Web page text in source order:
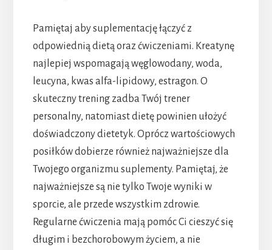
Pamiętaj aby suplementację łączyć z
odpowiednią dietą oraz ćwiczeniami. Kreatynę
najlepiej wspomagają węglowodany, woda,
leucyna, kwas alfa-lipidowy, estragon. O
skuteczny trening zadba Twój trener
personalny, natomiast dietę powinien ułożyć
doświadczony dietetyk. Oprócz wartościowych
posiłków dobierze również najważniejsze dla
Twojego organizmu suplementy. Pamiętaj, że
najważniejsze są nie tylko Twoje wyniki w
sporcie, ale przede wszystkim zdrowie.
Regularne ćwiczenia mają pomóc Ci cieszyć się
długim i bezchorobowym życiem, a nie